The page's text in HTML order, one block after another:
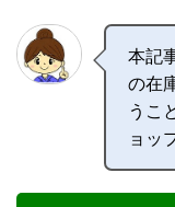
本記
の在
うこ
ョッ